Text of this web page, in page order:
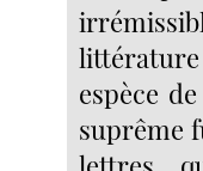
espèce
suprême